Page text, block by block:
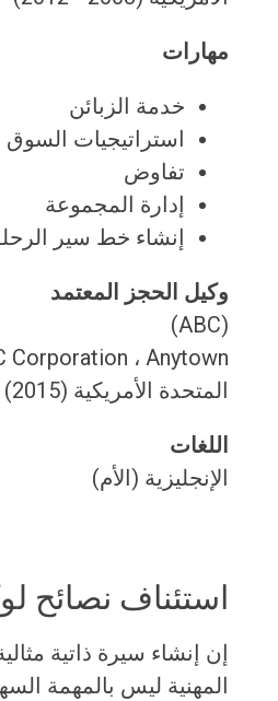
مهارات
خدمة الزبائن
استراتيجيات السوق
تفاوض
إدارة المجموعة
إنشاء خط سير
وكيل الحجز المعتمد
(ABC)
المتحدة الأمريكية (2015)
اللغات
الإنجليزية (الأم)
استئناف نصائح
إن إنشاء سيرة ذاتية
المهنية ليس بالمهمة